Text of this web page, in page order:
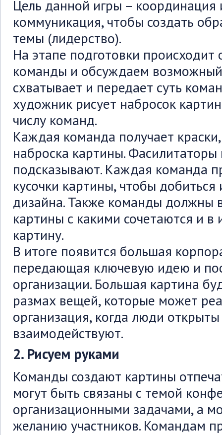
Цель данной игры –
коммуникация, чтобы создать
темы (лидерство).
На этапе подготовки
команды и обсуждаем
схватывает и передает суть
художник рисует набросок
числу команд.
Каждая команда получает
наброска картины.
подсказывают. Каждая команда
кусочки картины, чтобы
дизайна. Также команды должны
картины с какими сочетаются и в
картину.
В итоге появится большая
передающая ключевую идею и
организации. Большая картина
размах вещей, которые может
организация, когда люди
взаимодействуют.
2. Рисуем руками
Команды создают картины
могут быть связаны с темой
организационными задачами, а
желанию участников. Командам